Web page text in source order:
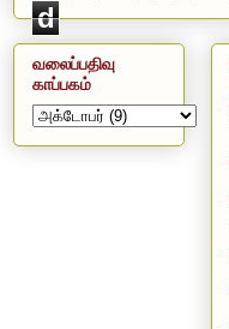
d
வலைப்பதிவு
காப்பகம்